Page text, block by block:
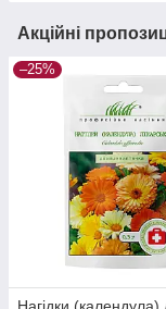
Акційні
–25%